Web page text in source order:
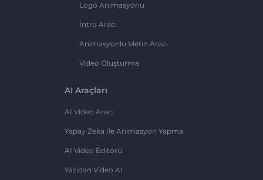
Logo Animasyonu
İntro Aracı
Animasyonlu Metin Aracı
Video Oluşturma
AI Araçları
AI Video Aracı
Yapay Zeka Ile Animasyon Yapma
AI Video Editörü
Yazıdan Video AI